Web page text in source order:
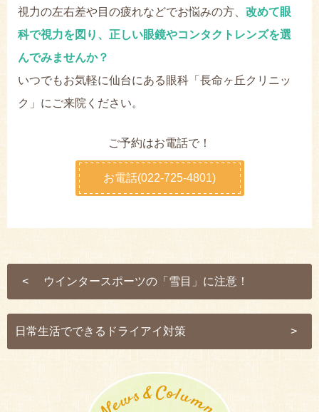
視力の左右差や目の疲れなどでお悩みの方、 改めて眼
科で視力を図り、正しい眼鏡やコンタクトレンズを選
んでみませんか？
いつでもお気軽に仙台にある眼科「長命ヶ丘クリニッ
ク」にご来院ください。
ご予約はお電話で！
お電話(022-725-4801)
ウインタースポーツの「雪目」に注意！
日常生活でできるドライアイ対策